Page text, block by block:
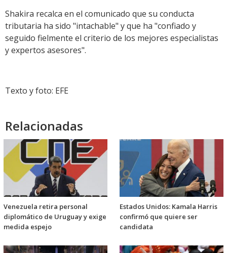
Shakira recalca en el comunicado que su conducta
tributaria ha sido "intachable" y que ha "confiado y
seguido fielmente el criterio de los mejores especialistas
y expertos asesores".
Texto y foto: EFE
Relacionadas
Venezuela retira personal
diplomático de Uruguay y exige
medida espejo
Estados Unidos: Kamala Harris
confirmó que quiere ser
candidata